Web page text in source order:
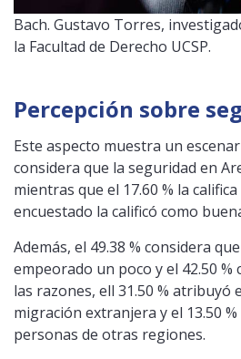
Bach. Gustavo Torres,
la Facultad de Derecho UCSP.
Percepción sobre
Este aspecto muestra un
considera que la seguridad en
mientras que el 17.60 % la
encuestado la calificó como
Además, el 49.38 % considera
empeorado un poco y el 42.50 %
las razones, ell 31.50 % atribuyó
migración extranjera y el 13.50
personas de otras regiones.